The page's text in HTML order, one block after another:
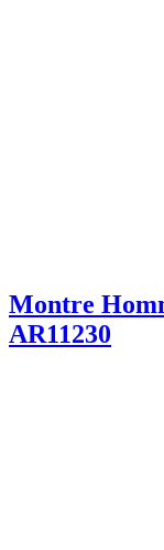
Montre
AR11230